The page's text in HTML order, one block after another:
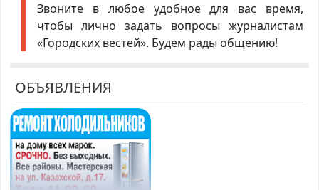
Звоните в любое удобное для вас время,
чтобы лично задать вопросы журналистам
«Городских вестей». Будем рады общению!
ОБЪЯВЛЕНИЯ